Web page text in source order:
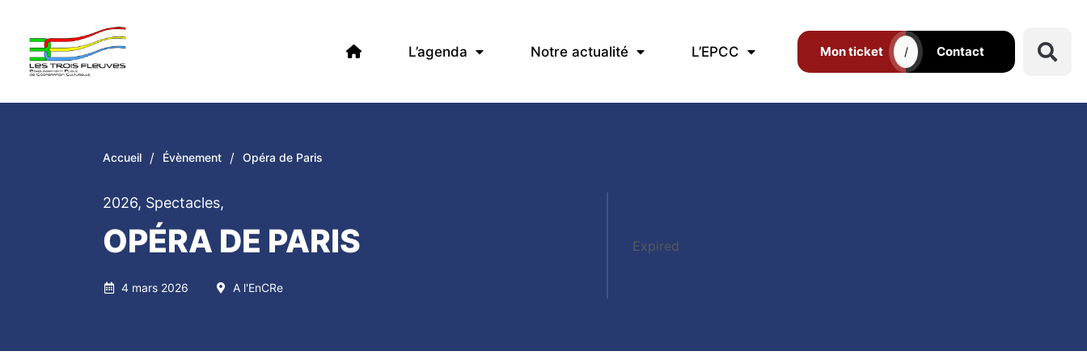
L’agenda Notre actualité L’EPCC Mon ticket / Contact
Accueil / Évènement / Opéra de Paris
2026, Spectacles,
OPÉRA DE PARIS
4 mars 2026 A l'EnCRe
Expired